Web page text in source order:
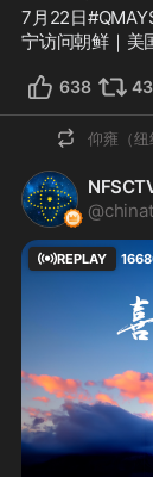
7月22日
宁访问朝鲜｜美
638
仰雍（纽
@
REPLAY